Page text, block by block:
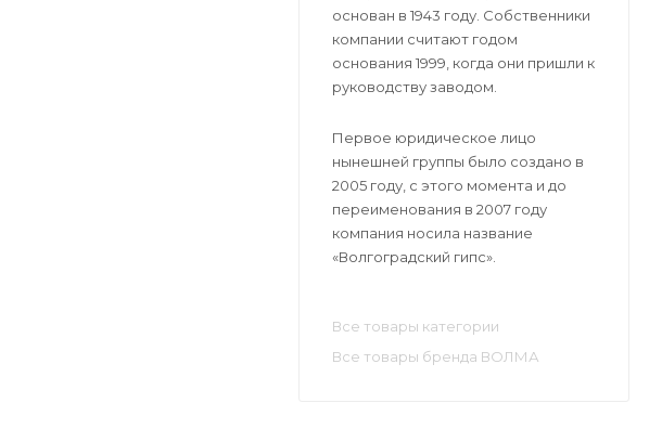
основан в 1943 году. Собственники
компании считают годом
основания 1999, когда они пришли к
руководству заводом.
Первое юридическое лицо
нынешней группы было создано в
2005 году, с этого момента и до
переименования в 2007 году
компания носила название
«Волгоградский гипс».
Все товары категории
Все товары бренда ВОЛМА